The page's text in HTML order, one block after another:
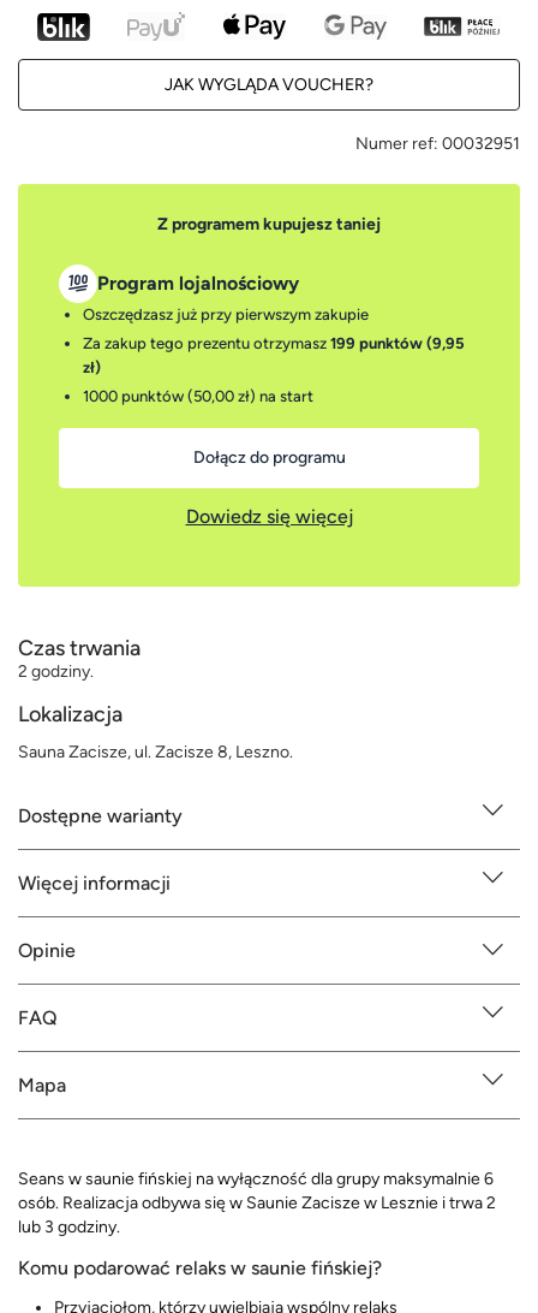
JAK WYGLĄDA VOUCHER?
Numer ref: 00032951
Z programem kupujesz taniej
Program lojalnościowy
Oszczędzasz już przy pierwszym zakupie
Za zakup tego prezentu otrzymasz 199 punktów (9,95
zł)
1000 punktów (50,00 zł) na start
Dołącz do programu
Dowiedz się więcej
Czas trwania
2 godziny.
Lokalizacja
Sauna Zacisze, ul. Zacisze 8, Leszno.
Dostępne warianty
Więcej informacji
Opinie
FAQ
Mapa
Seans w saunie fińskiej na wyłączność dla grupy maksymalnie 6
osób. Realizacja odbywa się w Saunie Zacisze w Lesznie i trwa 2
lub 3 godziny.
Komu podarować relaks w saunie fińskiej?
Przyjaciołom, którzy uwielbiają wspólny relaks